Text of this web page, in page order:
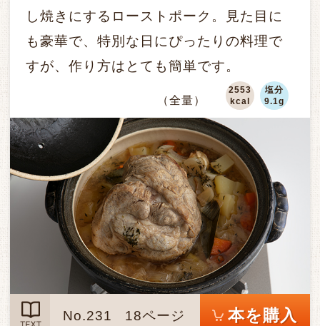
し焼きにするローストポーク。見た目に
も豪華で、特別な日にぴったりの料理で
すが、作り方はとても簡単です。
2553
kcal
塩分
9.1g
（全量）
No.231 18ページ 本を購入